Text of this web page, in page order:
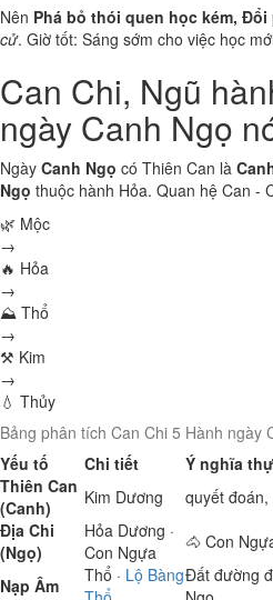
Nên Phá bỏ thói quen học kém,
cử. Giờ tốt: Sáng sớm cho việc học
Can Chi, Ngũ
ngày Canh Ngọ
Ngày Canh Ngọ có Thiên Can là
Ngọ thuộc hành Hỏa. Quan hệ Can -
🌿 Mộc
→
🔥 Hỏa
→
⛰ Thổ
→
⚒ Kim
→
💧 Thủy
Bảng phân tích Can Chi 5 Hành ngày
Yếu tố
Chi tiết
Ý nghĩa
Thiên Can
(Canh)
Kim Dương
quyết
Địa Chi
(Ngọ)
Hỏa Dương ·
Con Ngựa
🐴 Con
Nạp Âm
Thổ · Lộ BàngĐất đường